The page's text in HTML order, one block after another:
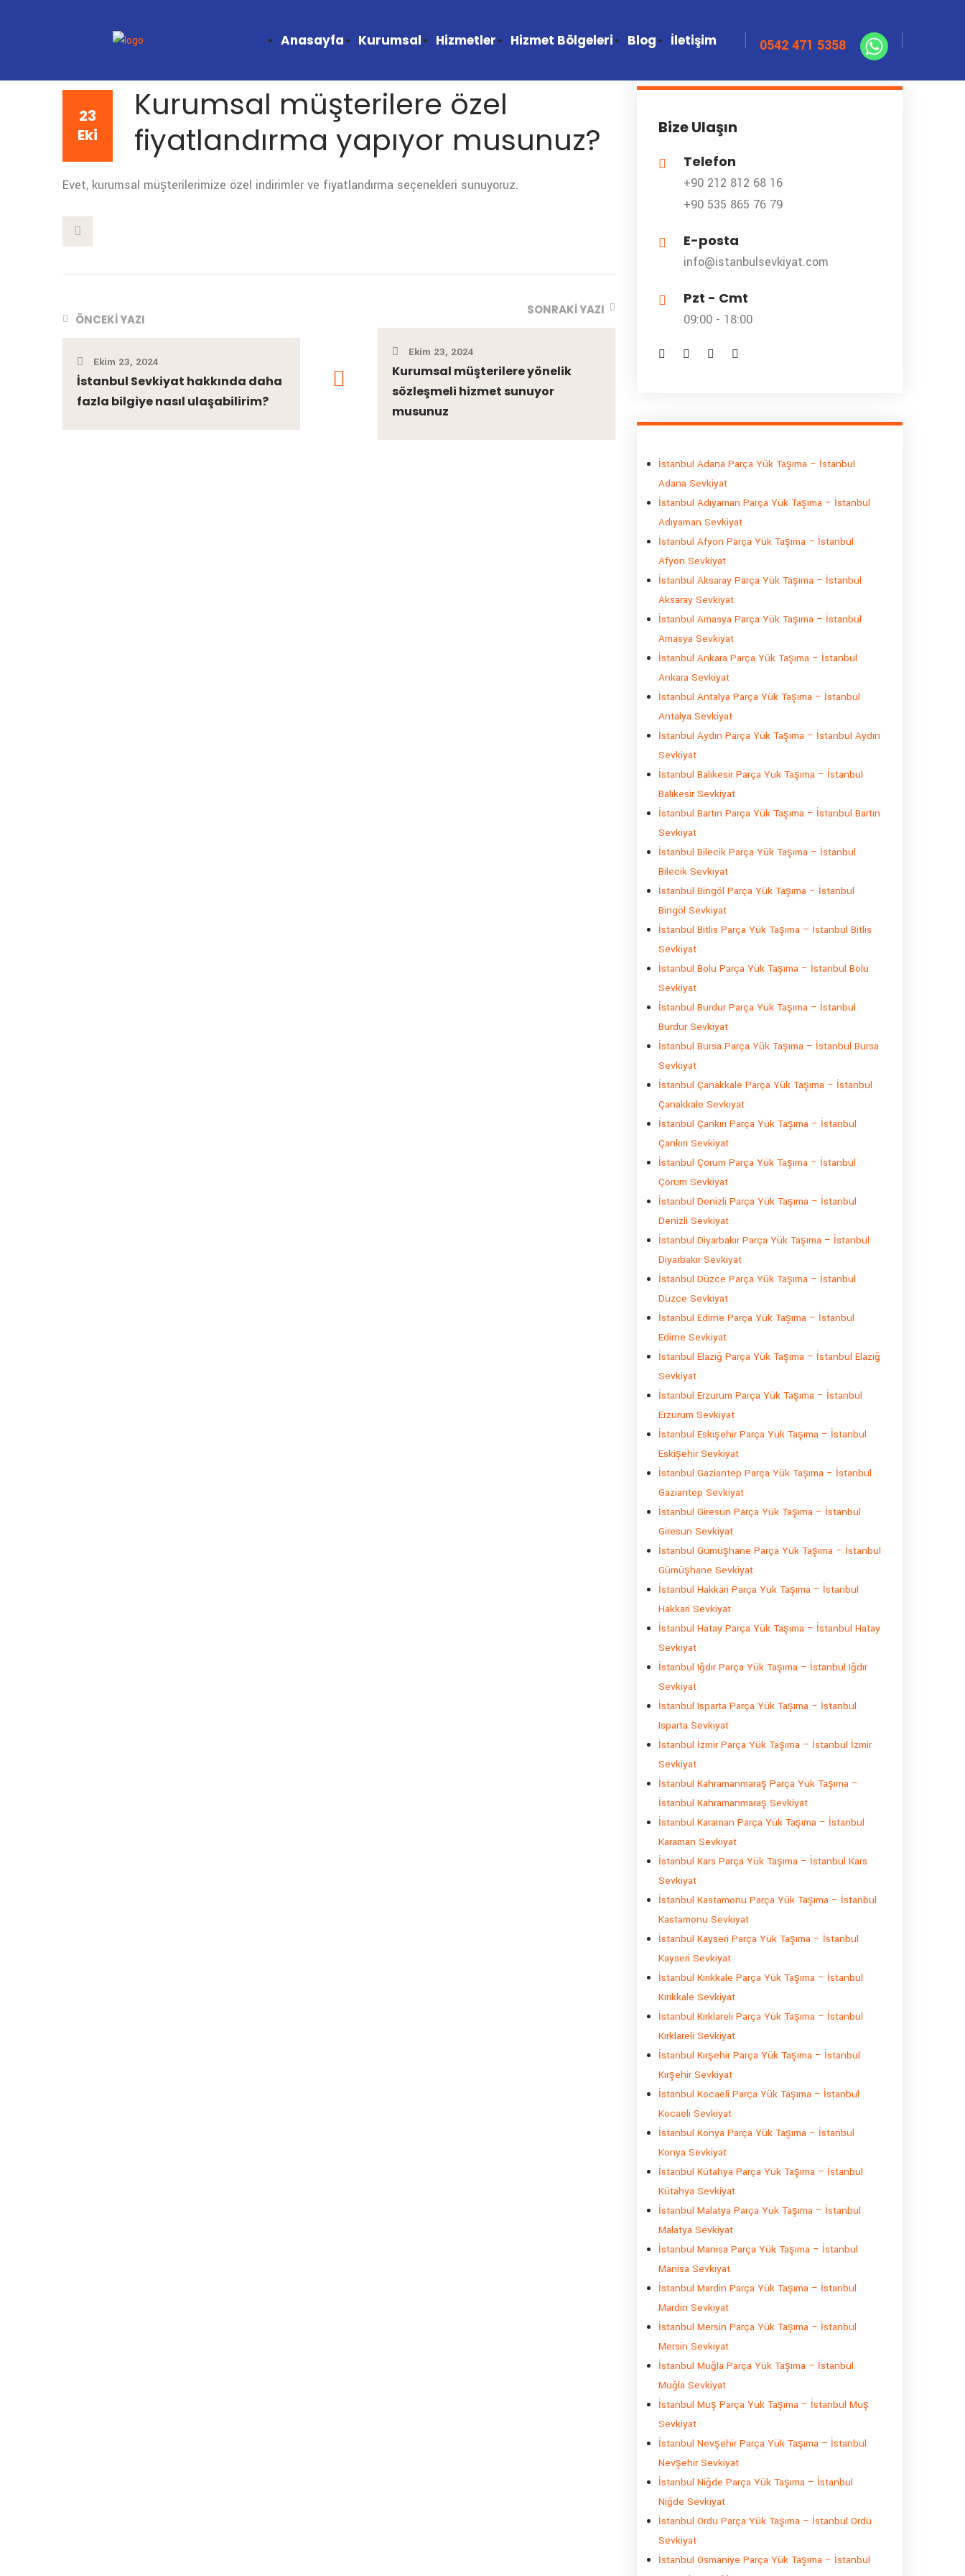
Anasayfa Kurumsal Hizmetler Hizmet Bölgeleri Blog İletişim
23
Eki
Kurumsal müşterilere özel
fiyatlandırma yapıyor musunuz?
Evet, kurumsal müşterilerimize özel indirimler ve fiyatlandırma seçenekleri sunuyoruz.
ÖNCEKI YAZI
Ekim 23, 2024
İstanbul Sevkiyat hakkında daha
fazla bilgiye nasıl ulaşabilirim?
SONRAKI YAZI
Ekim 23, 2024
Kurumsal müşterilere yönelik
sözleşmeli hizmet sunuyor
musunuz
Bize Ulaşın
Telefon
+90 212 812 68 16
+90 535 865 76 79
E-posta
info@istanbulsevkiyat.com
Pzt - Cmt
09:00 - 18:00
İstanbul Adana Parça Yük Taşıma – İstanbul
Adana Sevkiyat
İstanbul Adıyaman Parça Yük Taşıma – İstanbul
Adıyaman Sevkiyat
İstanbul Afyon Parça Yük Taşıma – İstanbul
Afyon Sevkiyat
İstanbul Aksaray Parça Yük Taşıma – İstanbul
Aksaray Sevkiyat
İstanbul Amasya Parça Yük Taşıma – İstanbul
Amasya Sevkiyat
İstanbul Ankara Parça Yük Taşıma – İstanbul
Ankara Sevkiyat
İstanbul Antalya Parça Yük Taşıma – İstanbul
Antalya Sevkiyat
İstanbul Aydın Parça Yük Taşıma – İstanbul Aydın
Sevkiyat
İstanbul Balıkesir Parça Yük Taşıma – İstanbul
Balıkesir Sevkiyat
İstanbul Bartın Parça Yük Taşıma – İstanbul Bartın
Sevkiyat
İstanbul Bilecik Parça Yük Taşıma – İstanbul
Bilecik Sevkiyat
İstanbul Bingöl Parça Yük Taşıma – İstanbul
Bingöl Sevkiyat
İstanbul Bitlis Parça Yük Taşıma – İstanbul Bitlis
Sevkiyat
İstanbul Bolu Parça Yük Taşıma – İstanbul Bolu
Sevkiyat
İstanbul Burdur Parça Yük Taşıma – İstanbul
Burdur Sevkiyat
İstanbul Bursa Parça Yük Taşıma – İstanbul Bursa
Sevkiyat
İstanbul Çanakkale Parça Yük Taşıma – İstanbul
Çanakkale Sevkiyat
İstanbul Çankırı Parça Yük Taşıma – İstanbul
Çankırı Sevkiyat
İstanbul Çorum Parça Yük Taşıma – İstanbul
Çorum Sevkiyat
İstanbul Denizli Parça Yük Taşıma – İstanbul
Denizli Sevkiyat
İstanbul Diyarbakır Parça Yük Taşıma – İstanbul
Diyarbakır Sevkiyat
İstanbul Düzce Parça Yük Taşıma – İstanbul
Düzce Sevkiyat
İstanbul Edirne Parça Yük Taşıma – İstanbul
Edirne Sevkiyat
İstanbul Elazığ Parça Yük Taşıma – İstanbul Elazığ
Sevkiyat
İstanbul Erzurum Parça Yük Taşıma – İstanbul
Erzurum Sevkiyat
İstanbul Eskişehir Parça Yük Taşıma – İstanbul
Eskişehir Sevkiyat
İstanbul Gaziantep Parça Yük Taşıma – İstanbul
Gaziantep Sevkiyat
İstanbul Giresun Parça Yük Taşıma – İstanbul
Giresun Sevkiyat
İstanbul Gümüşhane Parça Yük Taşıma – İstanbul
Gümüşhane Sevkiyat
İstanbul Hakkari Parça Yük Taşıma – İstanbul
Hakkari Sevkiyat
İstanbul Hatay Parça Yük Taşıma – İstanbul Hatay
Sevkiyat
İstanbul Iğdır Parça Yük Taşıma – İstanbul Iğdır
Sevkiyat
İstanbul Isparta Parça Yük Taşıma – İstanbul
Isparta Sevkiyat
İstanbul İzmir Parça Yük Taşıma – İstanbul İzmir
Sevkiyat
İstanbul Kahramanmaraş Parça Yük Taşıma –
İstanbul Kahramanmaraş Sevkiyat
İstanbul Karaman Parça Yük Taşıma – İstanbul
Karaman Sevkiyat
İstanbul Kars Parça Yük Taşıma – İstanbul Kars
Sevkiyat
İstanbul Kastamonu Parça Yük Taşıma – İstanbul
Kastamonu Sevkiyat
İstanbul Kayseri Parça Yük Taşıma – İstanbul
Kayseri Sevkiyat
İstanbul Kırıkkale Parça Yük Taşıma – İstanbul
Kırıkkale Sevkiyat
İstanbul Kırklareli Parça Yük Taşıma – İstanbul
Kırklareli Sevkiyat
İstanbul Kırşehir Parça Yük Taşıma – İstanbul
Kırşehir Sevkiyat
İstanbul Kocaeli Parça Yük Taşıma – İstanbul
Kocaeli Sevkiyat
İstanbul Konya Parça Yük Taşıma – İstanbul
Konya Sevkiyat
İstanbul Kütahya Parça Yük Taşıma – İstanbul
Kütahya Sevkiyat
İstanbul Malatya Parça Yük Taşıma – İstanbul
Malatya Sevkiyat
İstanbul Manisa Parça Yük Taşıma – İstanbul
Manisa Sevkiyat
İstanbul Mardin Parça Yük Taşıma – İstanbul
Mardin Sevkiyat
İstanbul Mersin Parça Yük Taşıma – İstanbul
Mersin Sevkiyat
İstanbul Muğla Parça Yük Taşıma – İstanbul
Muğla Sevkiyat
İstanbul Muş Parça Yük Taşıma – İstanbul Muş
Sevkiyat
İstanbul Nevşehir Parça Yük Taşıma – İstanbul
Nevşehir Sevkiyat
İstanbul Niğde Parça Yük Taşıma – İstanbul
Niğde Sevkiyat
İstanbul Ordu Parça Yük Taşıma – İstanbul Ordu
Sevkiyat
İstanbul Osmaniye Parça Yük Taşıma – İstanbul